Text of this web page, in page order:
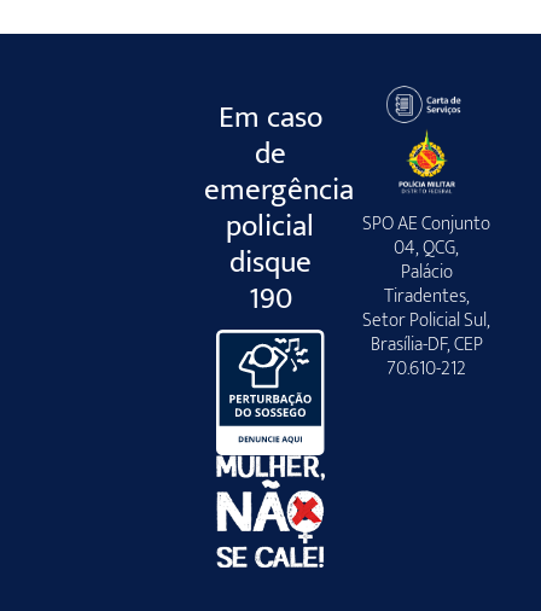
Em caso
de
emergência
policial
disque
190
SPO AE Conjunto
04, QCG,
Palácio
Tiradentes,
Setor Policial Sul,
Brasília-DF, CEP
70.610-212